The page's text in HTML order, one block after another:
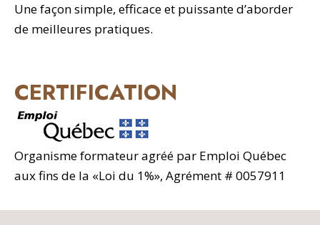
Une façon simple, efficace et puissante d’aborder
de meilleures pratiques.
CERTIFICATION
Organisme formateur agréé par Emploi Québec
aux fins de la «Loi du 1%», Agrément # 0057911